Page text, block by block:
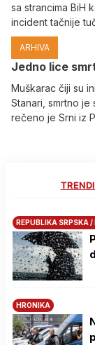
sa strancima BiH
incident tačnije
ARHIVA
Јedno lice
Muškarac čiji su
Stanari, smrtno je
rečeno je Srni iz
REPUBLIKA SRPSKA /
HRONIKA